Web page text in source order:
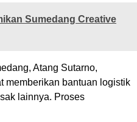
Sumedang Creative
Atang Sutarno,
memberikan bantuan logistik
lainnya. Proses